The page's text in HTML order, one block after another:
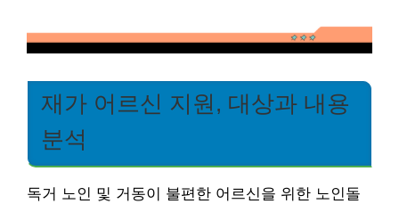
재가 어르신 지원, 대상과 내용
분석
독거 노인 및 거동이 불편한 어르신을 위한 노인돌